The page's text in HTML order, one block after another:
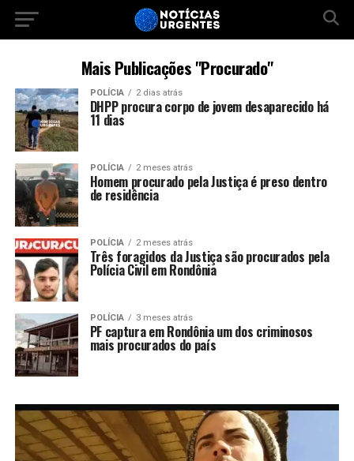
Mais Publicações "Procurado"
POLÍCIA 2 dias atrás
DHPP procura corpo de jovem desaparecido há
11 dias
POLÍCIA 2 meses atrás
Homem procurado pela Justiça é preso dentro
de residência
POLÍCIA 2 meses atrás
Três foragidos da Justiça são procurados pela
Polícia Civil em Rondônia
POLÍCIA 3 meses atrás
PF captura em Rondônia um dos criminosos
mais procurados do país